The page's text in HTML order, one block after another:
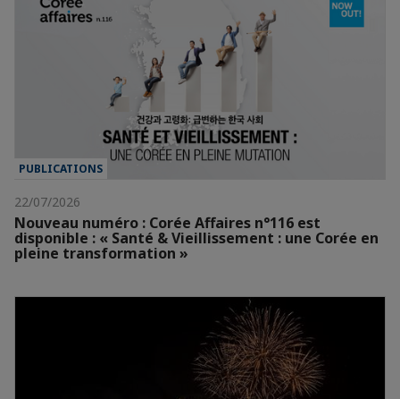
PUBLICATIONS
22/07/2026
Nouveau numéro : Corée Affaires n°116 est
disponible : « Santé & Vieillissement : une Corée en
pleine transformation »